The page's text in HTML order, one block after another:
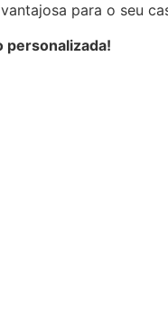
para o seu
personalizada!